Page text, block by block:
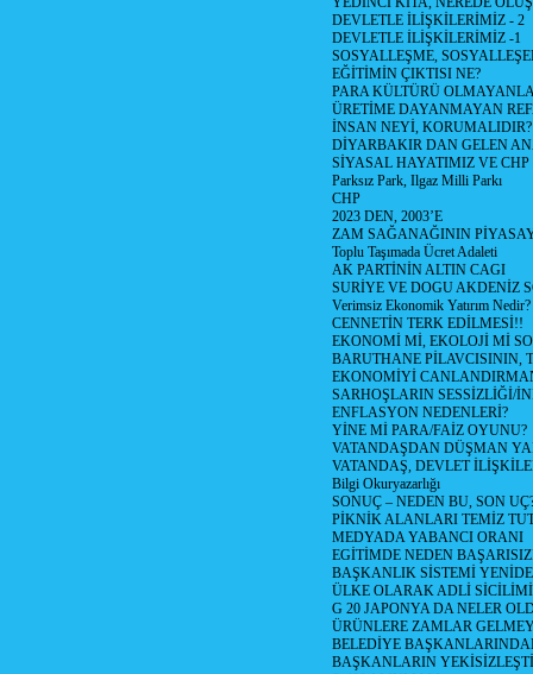
DEVLETLE İLİŞKİLERİMİZ - 2
DEVLETLE İLİŞKİLERİMİZ -1
SOSYALLEŞME,
EĞİTİMİN ÇIKTISI NE?
PARA KÜLTÜRÜ
ÜRETİME DAYANMAYAN
İNSAN NEYİ, KORUMALIDIR?
DİYARBAKIR DAN GELEN
SİYASAL HAYATIMIZ VE CHP
Parksız Park, Ilgaz Milli Parkı
CHP
2023 DEN, 2003’E
ZAM SAĞANAĞININ
Toplu Taşımada Ücret Adaleti
AK PARTİNİN ALTIN CAGI
SURİYE VE DOGU AKDENİZ
Verimsiz Ekonomik Yatırım Nedir?
CENNETİN TERK EDİLMESİ!!
EKONOMİ Mİ, EKOLOJİ Mİ
BARUTHANE PİLAVCISININ,
EKONOMİYİ
SARHOŞLARIN SESSİZLİĞİ/
ENFLASYON NEDENLERİ?
YİNE Mİ PARA/FAİZ OYUNU?
VATANDAŞDAN DÜŞMAN
VATANDAŞ, DEVLET
Bilgi Okuryazarlığı
SONUÇ – NEDEN BU, SON
PİKNİK ALANLARI TEMİZ
MEDYADA YABANCI ORANI
EGİTİMDE NEDEN
BAŞKANLIK SİSTEMİ
ÜLKE OLARAK ADLİ
G 20 JAPONYA DA NELER
ÜRÜNLERE ZAMLAR
BELEDİYE
BAŞKANLARIN